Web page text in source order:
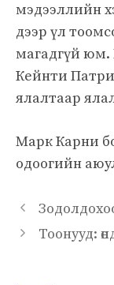
мэдээллийн
дээр үл
магадгүй юм.
Кейнти
ялалтаар
Марк Карни
одоогийн
Тоонууд: